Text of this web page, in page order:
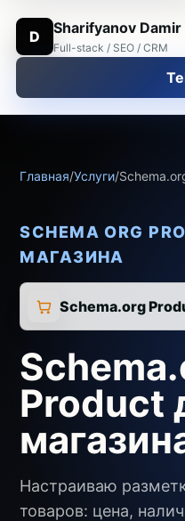
D Sharifyanov Damir
Full-stack / SEO / CRM
Главная/Услуги/
SCHEMA ORG
МАГАЗИНА
Schema.org
Product
Настраиваю
товаров: цена,